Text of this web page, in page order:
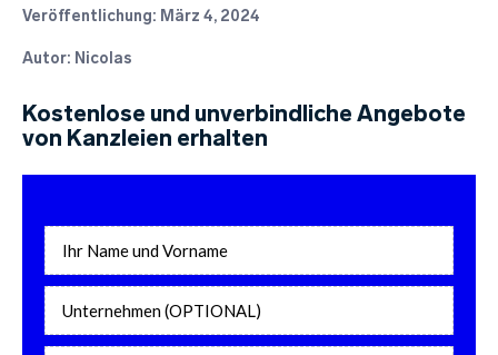
Veröffentlichung: März 4, 2024
Autor: Nicolas
Kostenlose und unverbindliche Angebote
von Kanzleien erhalten